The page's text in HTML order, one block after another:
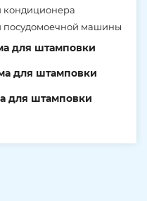
кондиционера
посудомоечной машины
для штамповки
для штамповки
для штамповки